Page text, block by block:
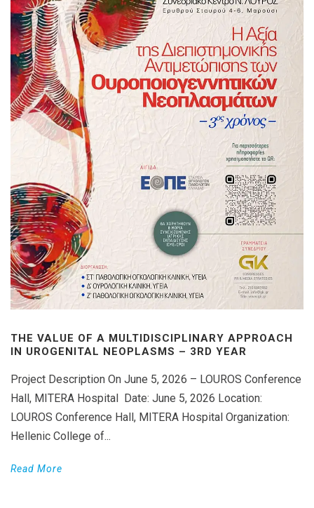
THE VALUE OF A MULTIDISCIPLINARY APPROACH
IN UROGENITAL NEOPLASMS – 3RD YEAR
Project Description On June 5, 2026 – LOUROS Conference
Hall, MITERA Hospital Date: June 5, 2026 Location:
LOUROS Conference Hall, MITERA Hospital Organization:
Hellenic College of...
Read More